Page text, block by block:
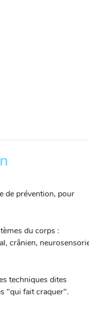
de prévention, pour
du corps :
crânien,
techniques dites
"qui fait craquer".